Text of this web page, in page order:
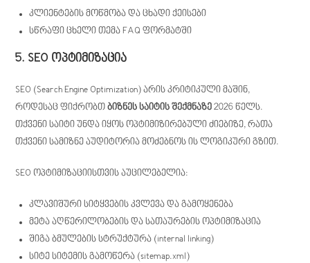
კლიენტების მოწმობა და ცხადი ქეისები
სწრაფი ცხელი თემა FAQ ფორმატში
5. SEO ოპტიმიზაცია
SEO (Search Engine Optimization) არის კრიტიკული მაშინ,
როდესაც ფიქრობთბიზნეს საიტის შექმნაზე 2026 წელს.
თქვენი საიტი უნდა იყოს ოპტიმიზირებული ძიებიზე, რათა
თქვენი სამიზნე აუდიტორია მოძებნოს ის ლოგიკური გზით.
SEO ოპტიმიზაციისთვის აუცილებელია:
კლავიშური სიტყვების კვლევა და გამოყენება
მეტა აღწერილობების და სათაურების ოპტიმიზაცია
შიგა ბმულების სტრუქტურა (internal linking)
სიტე სიტემის გამოწერა (sitemap.xml)